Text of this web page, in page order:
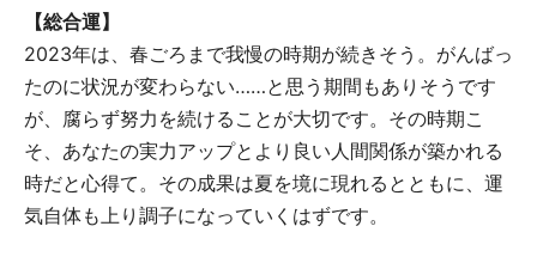
【総合運】
2023年は、春ごろまで我慢の時期が続きそう。がんばっ
たのに状況が変わらない……と思う期間もありそうです
が、腐らず努力を続けることが大切です。その時期こ
そ、あなたの実力アップとより良い人間関係が築かれる
時だと心得て。その成果は夏を境に現れるとともに、運
気自体も上り調子になっていくはずです。